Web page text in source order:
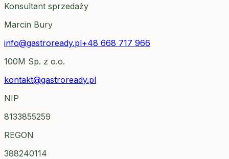
Konsultant sprzedaży
Marcin Bury
info@gastroready.pl+48 668 717 966
100M Sp. z o.o.
kontakt@gastroready.pl
NIP
8133855259
REGON
388240114